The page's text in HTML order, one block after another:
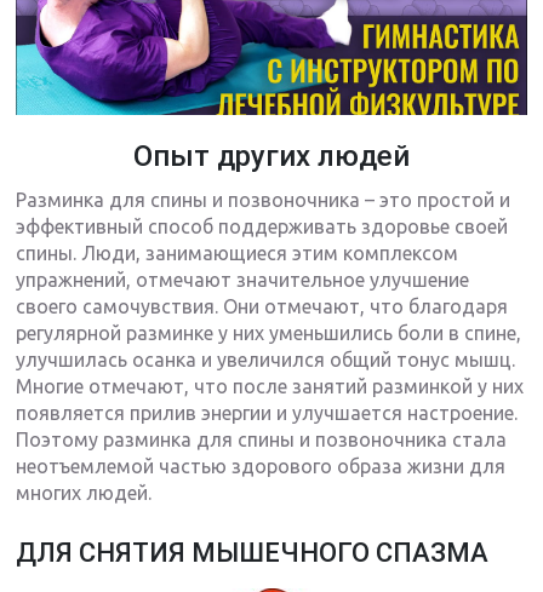
Опыт других людей
Разминка для спины и позвоночника – это простой и
эффективный способ поддерживать здоровье своей
спины. Люди, занимающиеся этим комплексом
упражнений, отмечают значительное улучшение
своего самочувствия. Они отмечают, что благодаря
регулярной разминке у них уменьшились боли в спине,
улучшилась осанка и увеличился общий тонус мышц.
Многие отмечают, что после занятий разминкой у них
появляется прилив энергии и улучшается настроение.
Поэтому разминка для спины и позвоночника стала
неотъемлемой частью здорового образа жизни для
многих людей.
ДЛЯ СНЯТИЯ МЫШЕЧНОГО СПАЗМА